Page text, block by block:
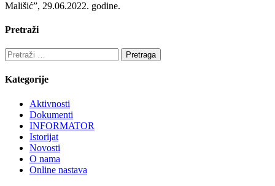
Mališić”, 29.06.2022. godine.
Pretraži
Pretraga:
Kategorije
Aktivnosti
Dokumenti
INFORMATOR
Istorijat
Novosti
O nama
Online nastava